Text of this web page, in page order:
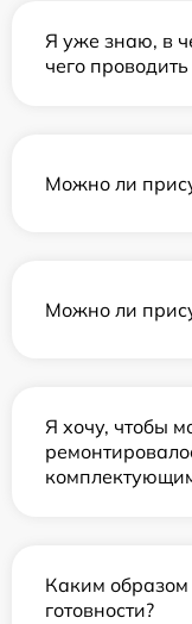
Я уже знаю, в
чего
Можно ли
Можно ли
Я хочу, чтобы
Каким
готовности?